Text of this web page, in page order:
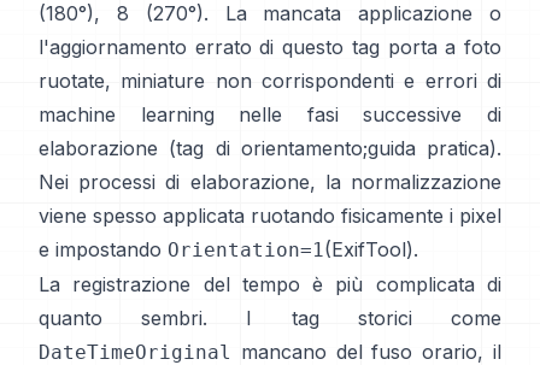
(180°), 8 (270°). La mancata applicazione o
l'aggiornamento errato di questo tag porta a foto
ruotate, miniature non corrispondenti e errori di
machine learning nelle fasi successive di
elaborazione (tag di orientamento;guida pratica).
Nei processi di elaborazione, la normalizzazione
viene spesso applicata ruotando fisicamente i pixel
e impostando Orientation=1(ExifTool).
La registrazione del tempo è più complicata di
quanto sembri. I tag storici come
DateTimeOriginal mancano del fuso orario, il